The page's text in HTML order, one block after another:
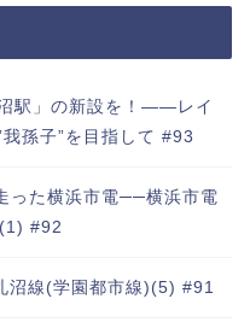
駅」の新設を！――レイ
孫子”を目指して #93
った横浜市電──横浜市電
#92
沼線(学園都市線)(5) #91